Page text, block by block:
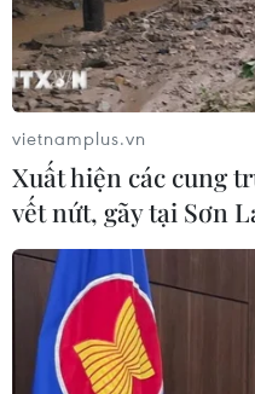
AfDB cảnh báo "siêu"
khiến châu Phi thiệt hại
Algeria xây dựng cơ chế
kiểm chứng thông tin
tin giả
26/07/2026 14:50
vietnamplus.vn
Xuất hiện các cung
vết nứt, gãy tại Sơn